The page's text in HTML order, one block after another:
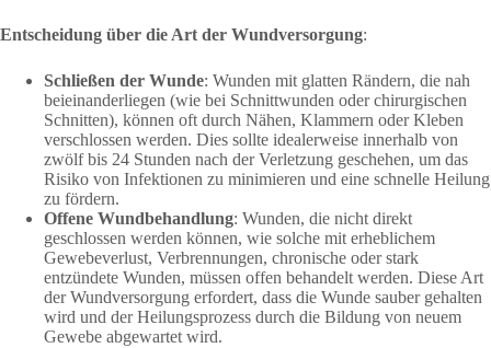
Entscheidung über die Art der Wundversorgung:
Schließen der Wunde: Wunden mit glatten Rändern, die nah
beieinanderliegen (wie bei Schnittwunden oder chirurgischen
Schnitten), können oft durch Nähen, Klammern oder Kleben
verschlossen werden. Dies sollte idealerweise innerhalb von
zwölf bis 24 Stunden nach der Verletzung geschehen, um das
Risiko von Infektionen zu minimieren und eine schnelle Heilung
zu fördern.
Offene Wundbehandlung: Wunden, die nicht direkt
geschlossen werden können, wie solche mit erheblichem
Gewebeverlust, Verbrennungen, chronische oder stark
entzündete Wunden, müssen offen behandelt werden. Diese Art
der Wundversorgung erfordert, dass die Wunde sauber gehalten
wird und der Heilungsprozess durch die Bildung von neuem
Gewebe abgewartet wird.